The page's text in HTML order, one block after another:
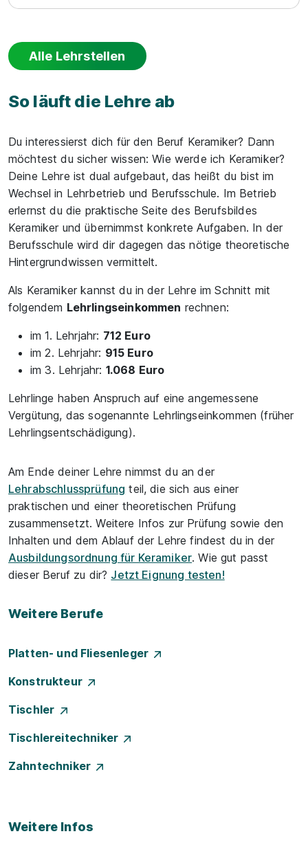
Alle Lehrstellen
So läuft die Lehre ab
Du interessierst dich für den Beruf Keramiker? Dann
möchtest du sicher wissen: Wie werde ich Keramiker?
Deine Lehre ist dual aufgebaut, das heißt du bist im
Wechsel in Lehrbetrieb und Berufsschule. Im Betrieb
erlernst du die praktische Seite des Berufsbildes
Keramiker und übernimmst konkrete Aufgaben. In der
Berufsschule wird dir dagegen das nötige theoretische
Hintergrundwissen vermittelt.
Als Keramiker kannst du in der Lehre im Schnitt mit
folgendem Lehrlingseinkommen rechnen:
im 1. Lehrjahr: 712 Euro
im 2. Lehrjahr: 915 Euro
im 3. Lehrjahr: 1.068 Euro
Lehrlinge haben Anspruch auf eine angemessene
Vergütung, das sogenannte Lehrlingseinkommen (früher
Lehrlingsentschädigung).
Am Ende deiner Lehre nimmst du an der
Lehrabschlussprüfung teil, die sich aus einer
praktischen und einer theoretischen Prüfung
zusammensetzt. Weitere Infos zur Prüfung sowie den
Inhalten und dem Ablauf der Lehre findest du in der
Ausbildungsordnung für Keramiker. Wie gut passt
dieser Beruf zu dir? Jetzt Eignung testen!
Weitere Berufe
Platten- und Fliesenleger
Konstrukteur
Tischler
Tischlereitechniker
Zahntechniker
Weitere Infos